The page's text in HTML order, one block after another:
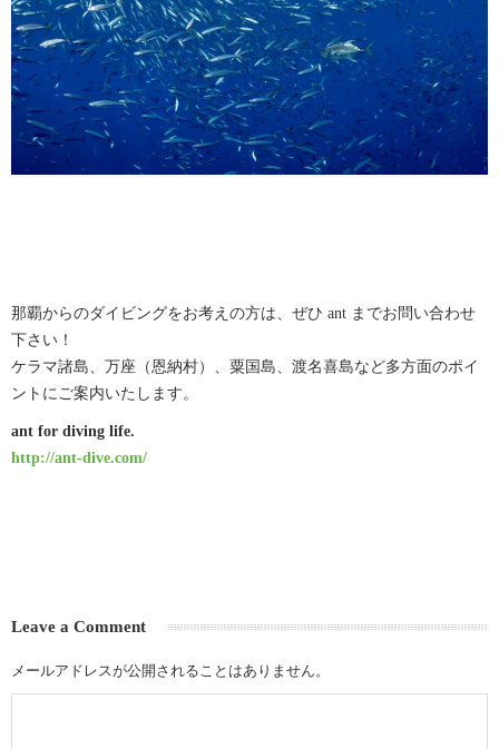
那覇からのダイビングをお考えの方は、ぜひ ant までお問い合わせ
下さい！
ケラマ諸島、万座（恩納村）、粟国島、渡名喜島など多方面のポイ
ントにご案内いたします。
ant for diving life.
http://ant-dive.com/
Leave a Comment
メールアドレスが公開されることはありません。